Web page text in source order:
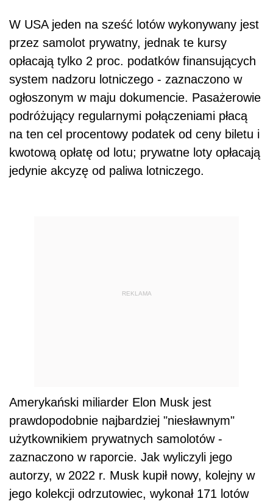
W USA jeden na sześć lotów wykonywany jest
przez samolot prywatny, jednak te kursy
opłacają tylko 2 proc. podatków finansujących
system nadzoru lotniczego - zaznaczono w
ogłoszonym w maju dokumencie. Pasażerowie
podróżujący regularnymi połączeniami płacą
na ten cel procentowy podatek od ceny biletu i
kwotową opłatę od lotu; prywatne loty opłacają
jedynie akcyzę od paliwa lotniczego.
REKLAMA
Amerykański miliarder Elon Musk jest
prawdopodobnie najbardziej "niesławnym"
użytkownikiem prywatnych samolotów -
zaznaczono w raporcie. Jak wyliczyli jego
autorzy, w 2022 r. Musk kupił nowy, kolejny w
jego kolekcji odrzutowiec, wykonał 171 lotów